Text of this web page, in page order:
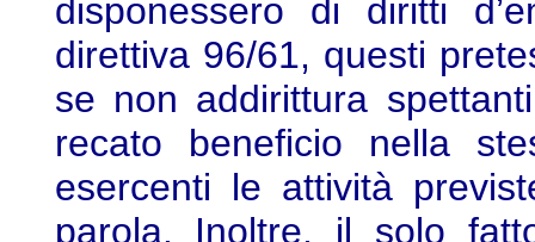
disponessero di diritti
direttiva 96/61, questi
se non addirittura
recato beneficio nella
esercenti le attività
parola. Inoltre, il solo